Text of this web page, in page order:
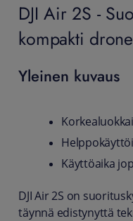
DJI Air 2S -
kompakti drone
Yleinen kuvaus
Käyttöaika
DJI Air 2S on
täynnä edistynyttä